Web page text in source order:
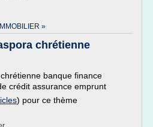
»
chrétienne
banque finance
crédit assurance emprunt
) pour ce thème